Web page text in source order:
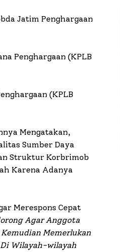
Jatim Penghargaan
Penghargaan (KPLB
(KPLB
Mengatakan,
Sumber Daya
Struktur Korbrimob
Karena Adanya
Merespons Cepat
Agar Anggota
Memerlukan
Wilayah-wilayah